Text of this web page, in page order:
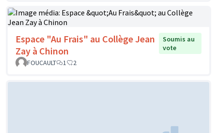
Espace "Au Frais" au Collège Jean
Zay à Chinon
Soumis au
vote
FOUCAULT
1 2